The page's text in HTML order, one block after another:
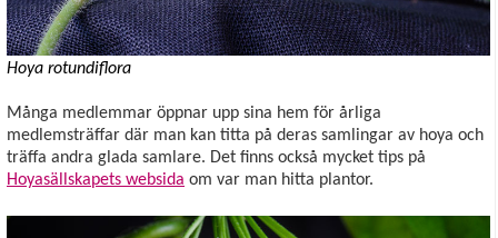
Hoya rotundiflora
Många medlemmar öppnar upp sina hem för årliga
medlemsträffar där man kan titta på deras samlingar av hoya och
träffa andra glada samlare. Det finns också mycket tips på
Hoyasällskapets websida om var man hitta plantor.